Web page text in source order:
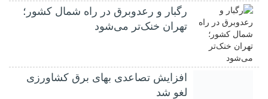
رگبار و رعدوبرق در راه شمال کشور؛
تهران خنک‌تر می‌شود
افزایش تصاعدی بهای برق کشاورزی
لغو شد